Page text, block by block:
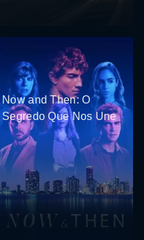
Now and Then: O
Segredo Que Nos Une